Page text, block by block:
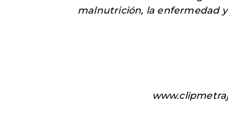
malnutrición, la enfermedad y